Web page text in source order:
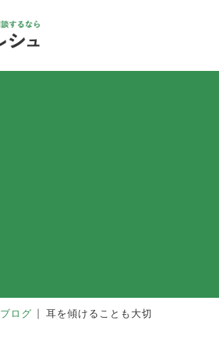
ブログ 耳を傾けることも大切